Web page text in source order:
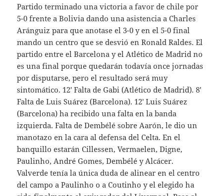
Partido terminado una victoria a favor de chile por
5-0 frente a Bolivia dando una asistencia a Charles
Aránguiz para que anotase el 3-0 y en el 5-0 final
mando un centro que se desvió en Ronald Raldes. El
partido entre el Barcelona y el Atlético de Madrid no
es una final porque quedarán todavía once jornadas
por disputarse, pero el resultado será muy
sintomático. 12′ Falta de Gabi (Atlético de Madrid). 8′
Falta de Luis Suárez (Barcelona). 12′ Luis Suárez
(Barcelona) ha recibido una falta en la banda
izquierda. Falta de Dembélé sobre Aarón, le dio un
manotazo en la cara al defensa del Celta. En el
banquillo estarán Cillessen, Vermaelen, Digne,
Paulinho, André Gomes, Dembélé y Alcácer.
Valverde tenía la única duda de alinear en el centro
del campo a Paulinho o a Coutinho y el elegido ha